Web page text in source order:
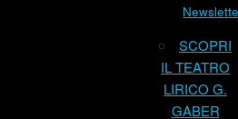
SCOPRI
IL TEATRO
LIRICO G.
GABER